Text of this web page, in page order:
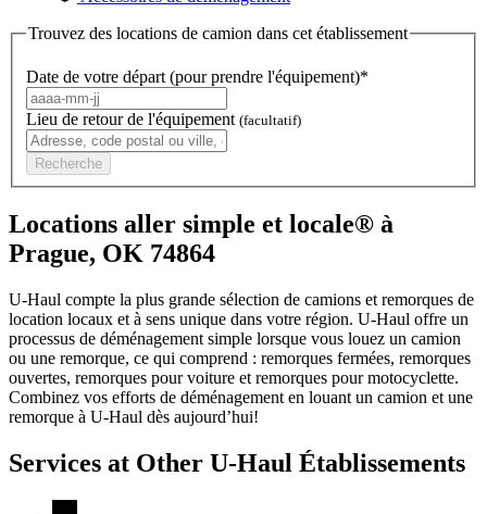
Trouvez des locations de camion dans cet établissement
Date de votre départ (pour prendre l'équipement)*
Lieu de retour de l'équipement (facultatif)
Recherche
Locations aller simple et locale® à
Prague, OK 74864
U-Haul compte la plus grande sélection de camions et remorques de
location locaux et à sens unique dans votre région. U-Haul offre un
processus de déménagement simple lorsque vous louez un camion
ou une remorque, ce qui comprend : remorques fermées, remorques
ouvertes, remorques pour voiture et remorques pour motocyclette.
Combinez vos efforts de déménagement en louant un camion et une
remorque à U-Haul dès aujourd’hui!
Services at Other U-Haul Établissements